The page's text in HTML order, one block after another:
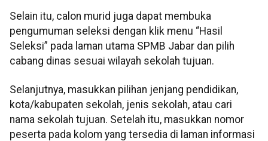
Selain itu, calon murid juga dapat membuka
pengumuman seleksi dengan klik menu “Hasil
Seleksi” pada laman utama SPMB Jabar dan pilih
cabang dinas sesuai wilayah sekolah tujuan.
Selanjutnya, masukkan pilihan jenjang pendidikan,
kota/kabupaten sekolah, jenis sekolah, atau cari
nama sekolah tujuan. Setelah itu, masukkan nomor
peserta pada kolom yang tersedia di laman informasi